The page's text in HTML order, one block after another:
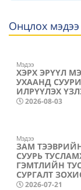
Онцлох мэдээ
Мэдээ
ХЭРХ ЭРҮҮЛ
УХААНД
ИЛРҮҮЛЭХ
2026-08-03
Мэдээ
ЗАМ
СУУРЬ
ГЭМТЛИЙН
СУРГАЛТ
2026-07-21